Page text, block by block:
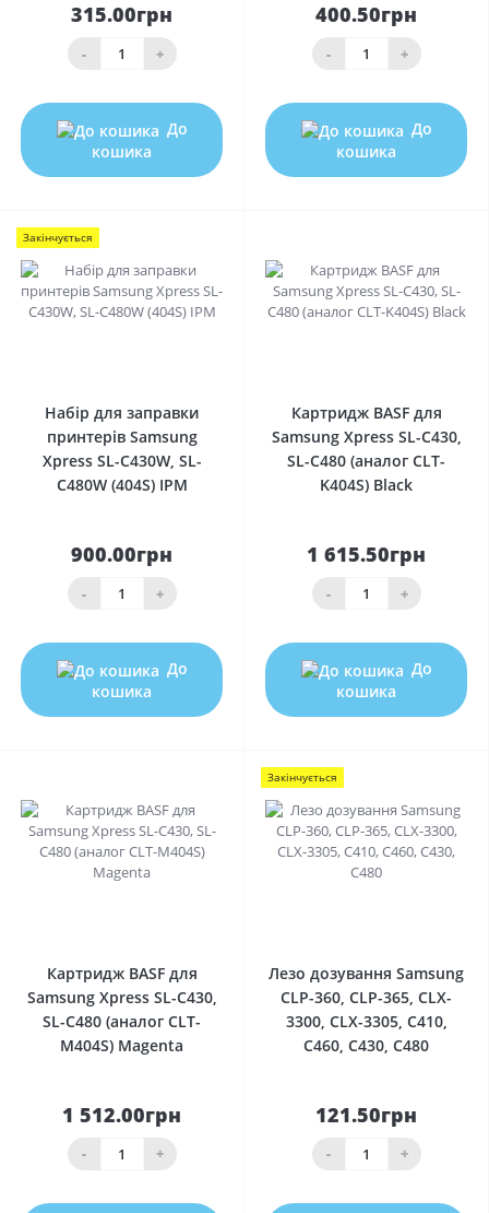
315.00грн
- +
До
кошика
400.50грн
- +
До
кошика
Закінчується
Набір для заправки
принтерів Samsung
Xpress SL-C430W, SL-
C480W (404S) IPM
900.00грн
- +
До
кошика
Картридж BASF для
Samsung Xpress SL-C430,
SL-C480 (аналог CLT-
K404S) Black
1 615.50грн
- +
До
кошика
Картридж BASF для
Samsung Xpress SL-C430,
SL-C480 (аналог CLT-
M404S) Magenta
1 512.00грн
- +
Закінчується
Лезо дозування Samsung
CLP-360, CLP-365, CLX-
3300, CLX-3305, C410,
C460, C430, C480
121.50грн
- +